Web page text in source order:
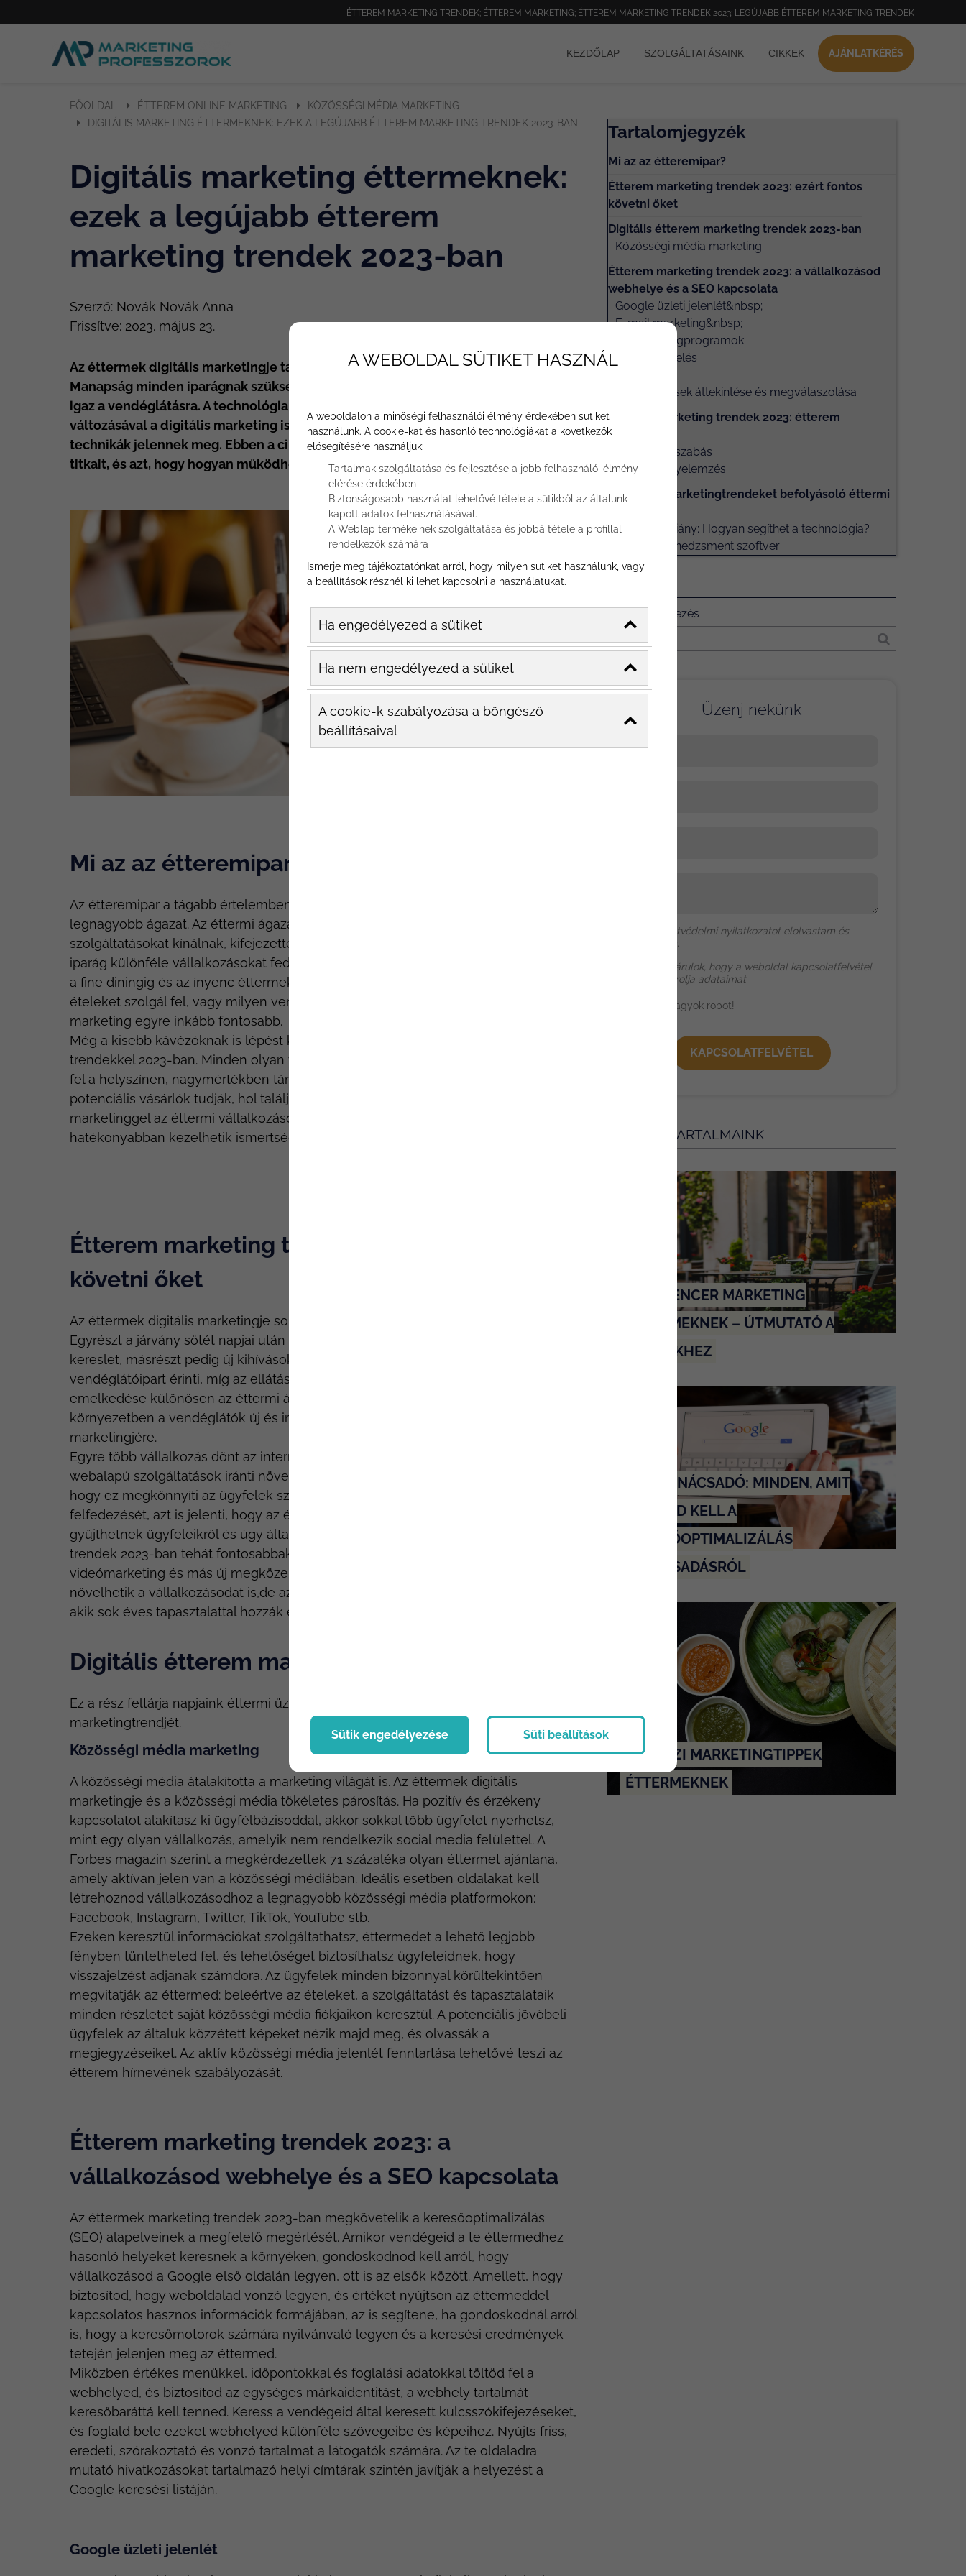
ÉTTEREM MARKETING TRENDEK; ÉTTEREM MARKETING; ÉTTEREM MARKETING TRENDEK 2023; LEGÚJABB ÉTTEREM MARKETING TRENDEK
KEZDŐLAP SZOLGÁLTATÁSAINK CIKKEK AJÁNLATKÉRÉS
FŐOLDAL ÉTTEREM ONLINE MARKETING
KÖZÖSSÉGI MÉDIA MARKETING
DIGITÁLIS MARKETING ÉTTERMEKNEK: EZEK A LEGÚJABB ÉTTEREM MARKETING TRENDEK 2023-BAN
Digitális marketing éttermeknek:
ezek a legújabb étterem
marketing trendek 2023-ban
Szerző: Novák Novák Anna
Frissítve: 2023. május 23.
Az éttermek digitális marketingje talán még sose volt ennyire fontos, mint most.
Manapság minden iparágnak szüksége van digitális marketingre, de ez különösen
igaz a vendéglátásra. A technológia fejlődésével és a fogyasztói szokások
változásával a digitális marketing is megváltozott, folyamatosan új platformok és
technikák jelennek meg. Ebben a cikkben megtudhatod a digitális marketing
titkait, és azt, hogy hogyan működhet ez a te vállalkozásod tekintetében is.
Mi az az étteremipar?
Az étteremipar a tágabb értelemben vett vendéglátóipar része, ez az egyik
legnagyobb ágazat. Az éttermi ágazat olyan vállalkozásokból áll, amelyek étkezési
szolgáltatásokat kínálnak, kifejezetten a helyszínen étkező fogyasztók számára. Az
iparág különféle vállalkozásokat fed le, a gyorséttermektől és általános éttermektől
a fine diningig és az ínyenc éttermekig. Függetlenül attól, hogy egy étterem milyen
ételeket szolgál fel, vagy milyen vendégkört szeretne magához vonzani, a digitális
marketing egyre inkább fontosabb.
Még a kisebb kávézóknak is lépést kell tartaniuk a legújabb éttermi marketing
trendekkel 2023-ban. Minden olyan vállalkozás, amely az ügyfeleknek ételt szolgál
fel a helyszínen, nagymértékben támaszkodik a jó hírre, ismertségre és arra, hogy a
potenciális vásárlók tudják, hol találják meg az adott éttermet. A digitális
marketinggel az éttermi vállalkozások több ügyfelet érhetnek el, és
hatékonyabban kezelhetik ismertségüket.
Étterem marketing trendek 2023: ezért fontos
követni őket
Az éttermek digitális marketingje soha nem volt ennyire kritikus, mint 2023-ban.
Egyrészt a járvány sötét napjai után ismét nő a személyes szolgáltatások iránti
kereslet, másrészt pedig új kihívások jelentek meg: a létszámhiány a
vendéglátóipart érinti, míg az ellátási lánc megszakadása és a költségek
emelkedése különösen az éttermi ágazatot sújtja. Ebben a dinamikus
környezetben a vendéglátók új és innovatív módszereket találnak szolgáltatásaik
marketingjére.
Egyre több vállalkozás dönt az internet mellett, válaszul a fogyasztók mobil- és
webalapú szolgáltatások iránti növekvő bizalmára és iránti keresletére. Amellett,
hogy ez megkönnyíti az ügyfelek számára az általuk kedvelt éttermek
felfedezését, azt is jelenti, hogy az éttermi vállalkozások lényeges adatokat
gyűjthetnek ügyfeleikről és úgy általában az iparágról: a legújabb éttermi marketing
trendek 2023-ban tehát fontosabbak, mint valaha. A közösségimédia-marketing, a
videómarketing és más új megközelítések növelhetik a bevételt és gyorsan
növelhetik a vállalkozásodat is,de az is, ha
akik sok éves tapasztalattal hozzák emg számodra a sikert.
Digitális étterem marketing trendek 2023-ban
Ez a rész feltárja napjaink éttermi üzletágának néhány legfontosabb digitális
marketingtrendjét.
Közösségi média marketing
A közösségi média átalakította a marketing világát is. Az éttermek digitális
marketingje és a közösségi média tökéletes párosítás. Ha pozitív és érzékeny
kapcsolatot alakítasz ki ügyfélbázisoddal, akkor sokkal több ügyfelet nyerhetsz,
mint egy olyan vállalkozás, amelyik nem rendelkezik social media felülettel. A
Forbes magazin szerint a megkérdezettek 71 százaléka olyan éttermet ajánlana,
amely aktívan jelen van a közösségi médiában. Ideális esetben oldalakat kell
létrehoznod vállalkozásodhoz a legnagyobb közösségi média platformokon:
Facebook, Instagram, Twitter, TikTok, YouTube stb.
Ezeken keresztül információkat szolgáltathatsz, éttermedet a lehető legjobb
fényben tüntetheted fel, és lehetőséget biztosíthatsz ügyfeleidnek, hogy
visszajelzést adjanak számdora. Az ügyfelek minden bizonnyal körültekintően
megvitatják az éttermed: beleértve az ételeket, a szolgáltatást és tapasztalataik
minden részletét saját közösségi média fiókjaikon keresztül. A potenciális jövőbeli
ügyfelek az általuk közzétett képeket nézik majd meg, és olvassák a
megjegyzéseiket. Az aktív közösségi média jelenlét fenntartása lehetővé teszi az
étterem hírnevének szabályozását.
Étterem marketing trendek 2023: a
vállalkozásod webhelye és a SEO kapcsolata
Az éttermek marketing trendek 2023-ban megkövetelik a keresőoptimalizálás
(SEO) alapelveinek a megfelelő megértését. Amikor vendégeid a te éttermedhez
hasonló helyeket keresnek a környéken, gondoskodnod kell arról, hogy
vállalkozásod a Google első oldalán legyen, ott is az elsők között. Amellett, hogy
biztosítod, hogy weboldalad vonzó legyen, és értéket nyújtson az éttermeddel
kapcsolatos hasznos információk formájában, az is segítene, ha gondoskodnál arról
is, hogy a keresőmotorok számára nyilvánvaló legyen és a keresési eredmények
tetején jelenjen meg az éttermed.
Miközben értékes menükkel, időpontokkal és foglalási adatokkal töltöd fel a
webhelyed, és biztosítod az egységes márkaidentitást, a webhely tartalmát
keresőbaráttá kell tenned. Keress a vendégeid által keresett kulcsszókifejezéseket,
és foglald bele ezeket webhelyed különféle szövegeibe és képeihez. Nyújts friss,
eredeti, szórakoztató és vonzó tartalmat a látogatók számára. Az te oldaladra
mutató hivatkozásokat tartalmazó helyi címtárak szintén javítják a helyezést a
Google keresési listáján.
Google üzleti jelenlét
Tartalomjegyzék
Mi az az étteremipar?
Étterem marketing trendek 2023: ezért fontos
követni őket
Digitális étterem marketing trendek 2023-ban
Közösségi média marketing
Étterem marketing trendek 2023: a vállalkozásod
webhelye és a SEO kapcsolata
Google üzleti jelenlét&nbsp;
E-mail marketing&nbsp;
Ügyfélhűségprogramok
Online rendelés
Az értékelések áttekintése és megválaszolása
Étterem marketing trendek 2023: étterem
chatbotok
Személyre szabás
Teljesítményelemzés
A digitális marketingtrendeket befolyásoló éttermi
Munkaerőhiány: Hogyan segíthet a technológia?
Étteremmenedzsment szoftver
Keresett kifejezés
Üzenj nekünk
Név
adatvédelmi nyilatkozatot elolvastam és
Hozzájárulok, hogy a weboldal kapcsolatfelvétel
céljából tárolja adataimat
Nem vagyok robot!
KAPCSOLATFELVÉTEL
TOVÁBBI TARTALMAINK
INFLUENCER MARKETING
ÉTTERMEKNEK – ÚTMUTATÓ A
SIKEREKHEZ
SEO TANÁCSADÓ: MINDEN, AMIT
TUDNOD KELL A
KERESŐOPTIMALIZÁLÁS
TANÁCSADÁSRÓL
TAVASZI MARKETINGTIPPEK
ÉTTERMEKNEK
A WEBOLDAL SÜTIKET HASZNÁL
A weboldalon a minőségi felhasználói élmény érdekében sütiket
használunk. A cookie-kat és hasonló technológiákat a következők
elősegítésére használjuk:
Tartalmak szolgáltatása és fejlesztése a jobb felhasználói élmény
elérése érdekében
Biztonságosabb használat lehetővé tétele a sütikből az általunk
kapott adatok felhasználásával.
A Weblap termékeinek szolgáltatása és jobbá tétele a profillal
rendelkezők számára
Ismerje meg tájékoztatónkat arról, hogy milyen sütiket használunk, vagy
a beállítások résznél ki lehet kapcsolni a használatukat.
Ha engedélyezed a sütiket
Ha nem engedélyezed a sütiket
A cookie-k szabályozása a böngésző
beállításaival
Sütik engedélyezése Süti beállítások